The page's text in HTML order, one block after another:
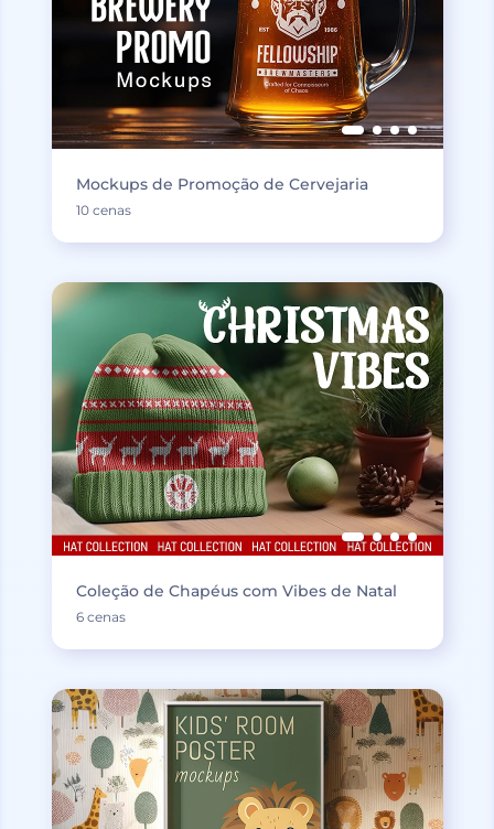
Mockups de Promoção de Cervejaria
10 cenas
Coleção de Chapéus com Vibes de Natal
6 cenas